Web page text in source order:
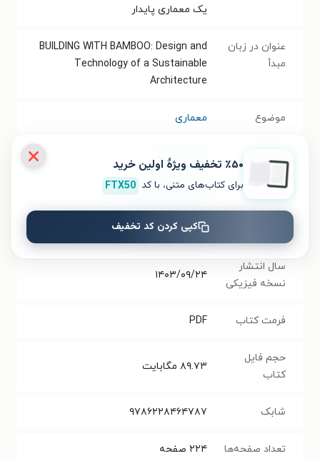
یک معماری پایدار
عنوان در زبان
مبدأ
BUILDING WITH BAMBOO: Design and
Technology of a Sustainable
Architecture
موضوع معماری
گرنوت مینک
مترجم نسیم باقرزاده کریمی
انتشارات نمای علم
سال انتشار
نسخه فیزیکی
۱۴۰۳/۰۹/۲۴
فرمت کتاب PDF
حجم فایل
کتاب
۸۹.۷۳ مگابایت
شابک ۹۷۸۶۲۲۸۴۶۴۷۸۷
تعداد صفحه‌ها ۲۲۴ صفحه
٪۵۰ تخفیف ویژۀ اولین خرید
برای کتاب‌های متنی، با کد FTX50
کپی کردن کد تخفیف